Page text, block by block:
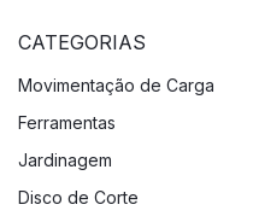
CATEGORIAS
Movimentação de Carga
Ferramentas
Jardinagem
Disco de Corte